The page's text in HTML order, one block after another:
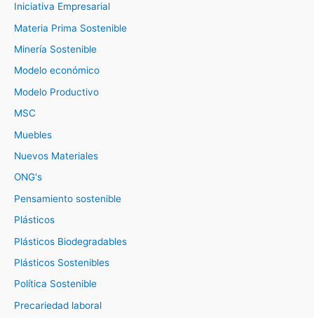
Iniciativa Empresarial
Materia Prima Sostenible
Minería Sostenible
Modelo económico
Modelo Productivo
MSC
Muebles
Nuevos Materiales
ONG's
Pensamiento sostenible
Plásticos
Plásticos Biodegradables
Plásticos Sostenibles
Política Sostenible
Precariedad laboral